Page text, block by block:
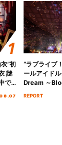
”初
謎
で
“ラブライブ
ールアイド
Dream ～
REPORT